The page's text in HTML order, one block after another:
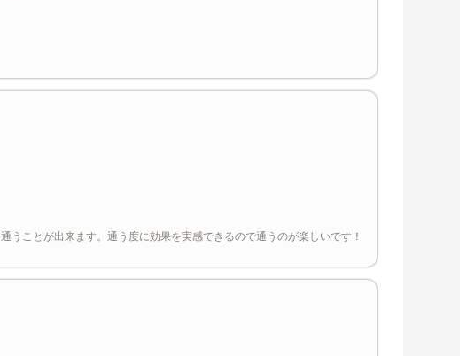
ことが出来ます。通う度に効果を実感できるので通うのが楽しいです！